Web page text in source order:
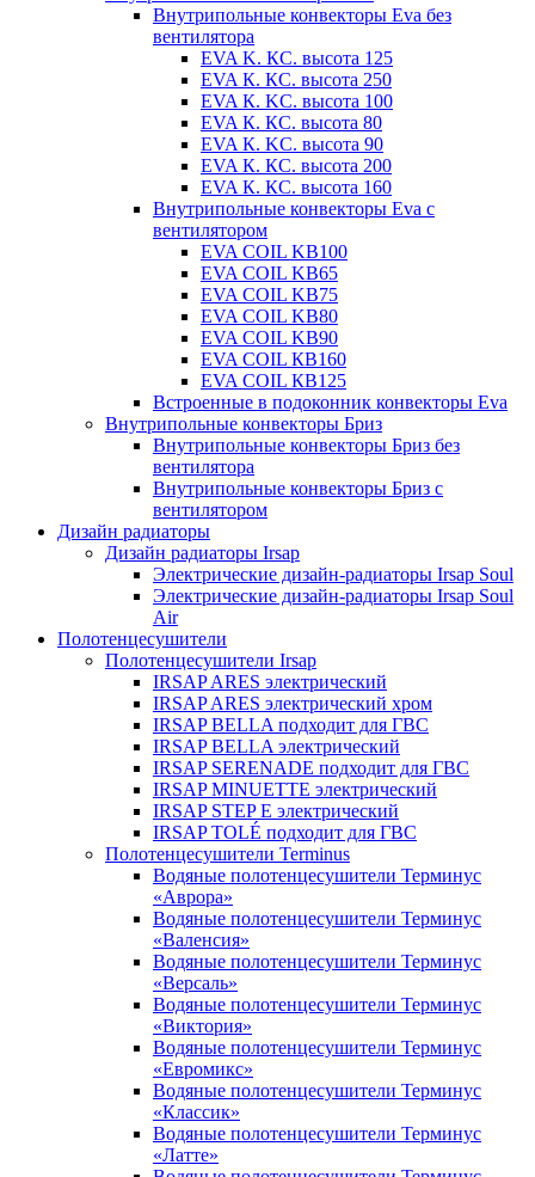
Внутрипольные конвекторы Eva без
вентилятора
EVA K. КС. высота 125
EVA К. КС. высота 250
EVA К. KС. высота 100
EVA К. КС. высота 80
EVA К. KC. высота 90
EVA К. КС. высота 200
EVA К. КС. высота 160
Внутрипольные конвекторы Eva с
вентилятором
EVA COIL KB100
EVA COIL KB65
EVA COIL KB75
EVA COIL KB80
EVA COIL KB90
EVA COIL КВ160
EVA COIL КВ125
Встроенные в подоконник конвекторы Eva
Внутрипольные конвекторы Бриз
Внутрипольные конвекторы Бриз без
вентилятора
Внутрипольные конвекторы Бриз с
вентилятором
Дизайн радиаторы
Дизайн радиаторы Irsap
Электрические дизайн-радиаторы Irsap Soul
Электрические дизайн-радиаторы Irsap Soul
Air
Полотенцесушители
Полотенцесушители Irsap
IRSAP ARES электрический
IRSAP ARES электрический хром
IRSAP BELLA подходит для ГВС
IRSAP BELLA электрический
IRSAP SERENADE подходит для ГВС
IRSAP MINUETTE электрический
IRSAP STEP E электрический
IRSAP TOLÉ подходит для ГВС
Полотенцесушители Terminus
Водяные полотенцесушители Терминус
«Аврора»
Водяные полотенцесушители Терминус
«Валенсия»
Водяные полотенцесушители Терминус
«Версаль»
Водяные полотенцесушители Терминус
«Виктория»
Водяные полотенцесушители Терминус
«Евромикс»
Водяные полотенцесушители Терминус
«Классик»
Водяные полотенцесушители Терминус
«Латте»